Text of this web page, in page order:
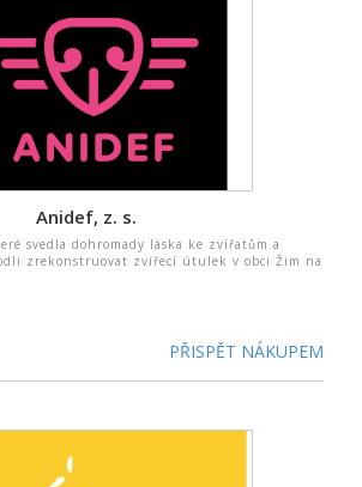
Anidef, z. s.
svedla dohromady láska ke zvířatům a
zrekonstruovat zvířecí útulek v obci Žim na
PŘISPĚT NÁKUPEM